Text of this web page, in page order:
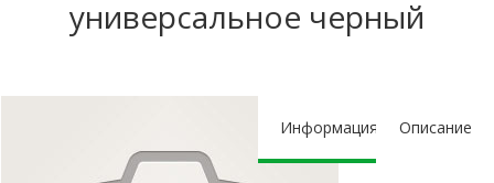
универсальное черный
Информация Описание